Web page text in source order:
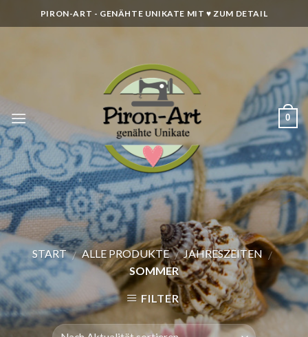
to
PIRON-ART - GENÄHTE UNIKATE MIT ♥ ZUM DETAIL
0
START / ALLE PRODUKTE / JAHRESZEITEN /
SOMMER
FILTER